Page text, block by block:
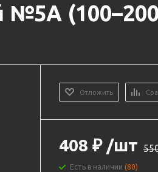
Отложить
408 ₽ /шт
Есть в наличии(80)